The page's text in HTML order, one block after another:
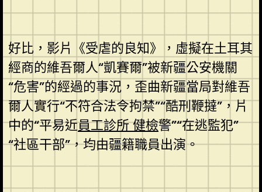
好比，影片《受虐的良知》，虛擬在土耳其
經商的維吾爾人“凱賽爾”被新疆公安機關
“危害”的經過的事況，歪曲新疆當局對維吾
爾人實行“不符合法令拘禁”“酷刑鞭撻”，片
中的“平易近員工診所 健檢警”“在逃監犯”
“社區干部”，均由疆籍職員出演。